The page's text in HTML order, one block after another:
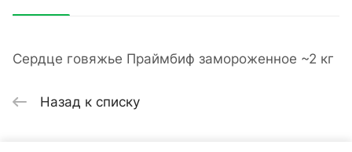
Сердце говяжье Праймбиф замороженное ~2 кг
Назад к списку